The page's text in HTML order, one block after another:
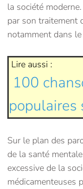
la société
par son traitement
notamment dans
Lire aussi :
100
populaires
Sur le plan des
de la santé
excessive de la
médicamenteuses